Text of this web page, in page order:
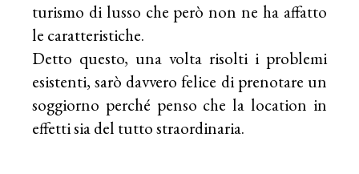
turismo di lusso che però non ne ha affatto
le caratteristiche.
Detto questo, una volta risolti i problemi
esistenti, sarò davvero felice di prenotare un
soggiorno perché penso che la location in
effetti sia del tutto straordinaria.